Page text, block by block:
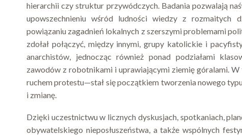
hierarchii czy struktur przywódczych. Badania pozwalają
upowszechnieniu wśród ludności wiedzy z
powiązaniu zagadnień lokalnych z szerszymi problemami
zdołał połączyć, między innymi, grupy katolickie i
anarchistów, jednocząc również ponad podziałami
zawodów z robotnikami i uprawiającymi ziemię góralami.
ruchem protestu—stał się początkiem tworzenia nowego
i zmianę.
Dzięki uczestnictwu w licznych dyskusjach, spotkaniach,
obywatelskiego nieposłuszeństwa, a także wspólnych